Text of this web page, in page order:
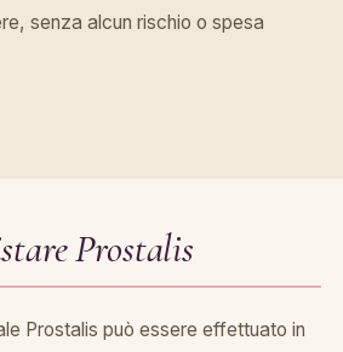
senza alcun rischio o spesa
Prostalis
Prostalis può essere effettuato in